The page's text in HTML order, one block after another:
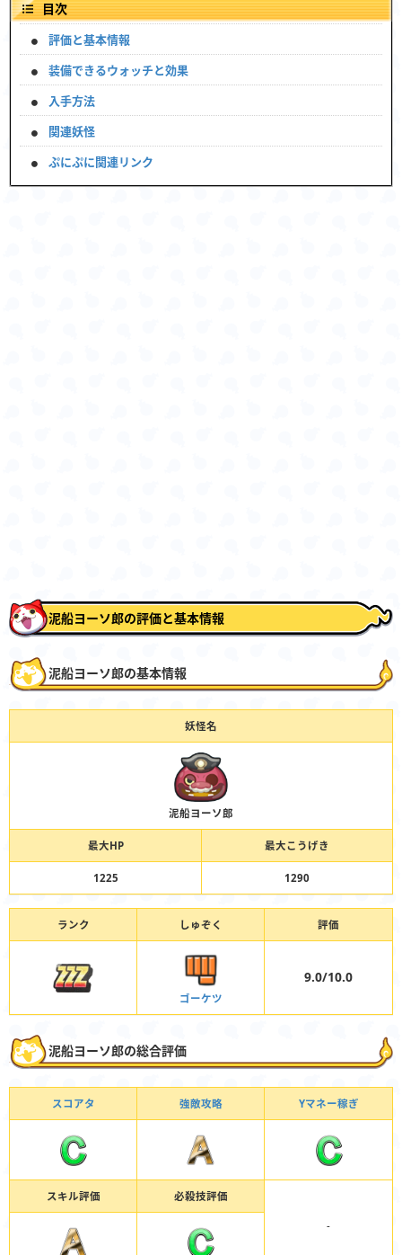
目次
評価と基本情報
装備できるウォッチと効果
入手方法
関連妖怪
ぷにぷに関連リンク
泥船ヨーソ郎の評価と基本情報
泥船ヨーソ郎の基本情報
妖怪名
泥船ヨーソ郎
最大HP 最大こうげき
1225 1290
ランク しゅぞく 評価
ゴーケツ
9.0/10.0
泥船ヨーソ郎の総合評価
スコアタ 強敵攻略 Yマネー稼ぎ
スキル評価 必殺技評価
-